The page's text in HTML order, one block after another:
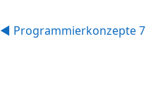
◀︎ Programmierkonzepte 7